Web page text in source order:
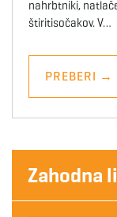
nahrbtniki,
štiritisočakov. V…
PREBERI →
Zahodna